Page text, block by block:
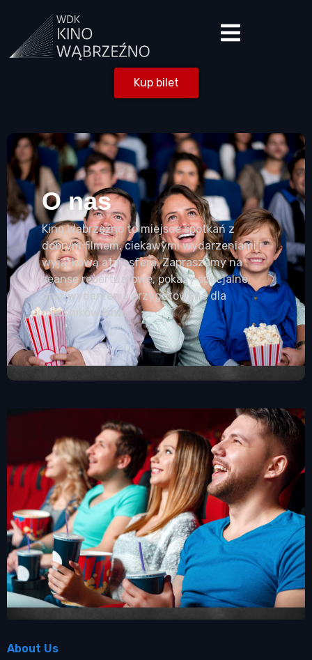
Kup bilet
O nas
Kino Wąbrzeźno to miejsce spotkań z
dobrym filmem, ciekawymi wydarzeniami i
wyjątkową atmosferą. Zapraszamy na
seanse repertuarowe, pokazy specjalne
oraz wydarzenia przygotowane dla
miłośników kina.
About Us